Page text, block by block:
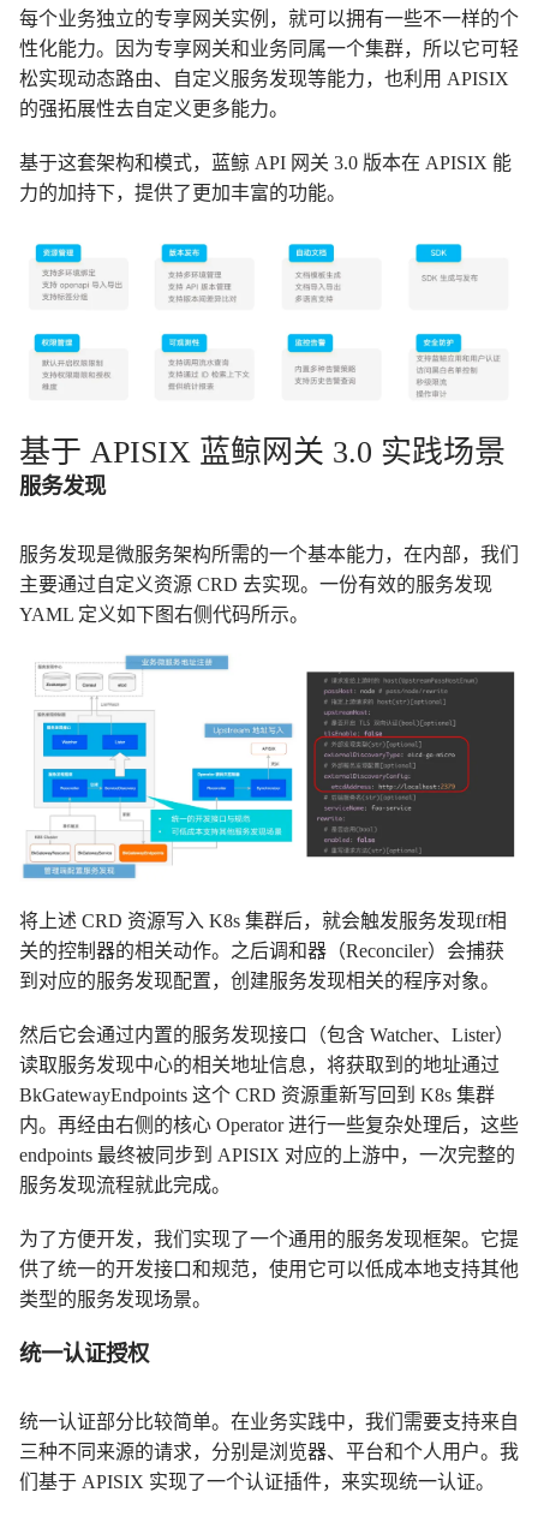
每个业务独立的专享网关实例，就可以拥有一些不一样的个
性化能力。因为专享网关和业务同属一个集群，所以它可轻
松实现动态路由、自定义服务发现等能力，也利用 APISIX
的强拓展性去自定义更多能力。
基于这套架构和模式，蓝鲸 API 网关 3.0 版本在 APISIX 能
力的加持下，提供了更加丰富的功能。
基于 APISIX 蓝鲸网关 3.0 实践场景
服务发现
服务发现是微服务架构所需的一个基本能力，在内部，我们
主要通过自定义资源 CRD 去实现。一份有效的服务发现
YAML 定义如下图右侧代码所示。
将上述 CRD 资源写入 K8s 集群后，就会触发服务发现ff相
关的控制器的相关动作。之后调和器（Reconciler）会捕获
到对应的服务发现配置，创建服务发现相关的程序对象。
然后它会通过内置的服务发现接口（包含 Watcher、Lister）
读取服务发现中心的相关地址信息，将获取到的地址通过
BkGatewayEndpoints 这个 CRD 资源重新写回到 K8s 集群
内。再经由右侧的核心 Operator 进行一些复杂处理后，这些
endpoints 最终被同步到 APISIX 对应的上游中，一次完整的
服务发现流程就此完成。
为了方便开发，我们实现了一个通用的服务发现框架。它提
供了统一的开发接口和规范，使用它可以低成本地支持其他
类型的服务发现场景。
统一认证授权
统一认证部分比较简单。在业务实践中，我们需要支持来自
三种不同来源的请求，分别是浏览器、平台和个人用户。我
们基于 APISIX 实现了一个认证插件，来实现统一认证。